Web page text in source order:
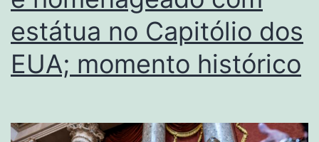
estátua no Capitólio dos
EUA; momento histórico